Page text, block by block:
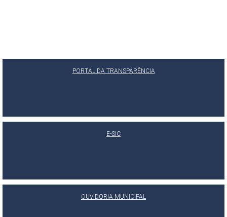
PORTAL DA TRANSPARÊNCIA
E-SIC
OUVIDORIA MUNICIPAL